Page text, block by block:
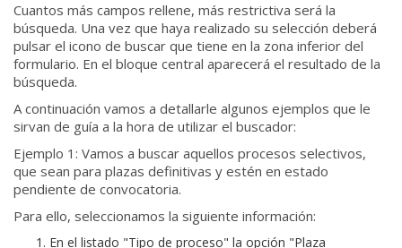
Cuantos más campos rellene, más restrictiva será la
búsqueda. Una vez que haya realizado su selección deberá
pulsar el icono de buscar que tiene en la zona inferior del
formulario. En el bloque central aparecerá el resultado de la
búsqueda.
A continuación vamos a detallarle algunos ejemplos que le
sirvan de guía a la hora de utilizar el buscador:
Ejemplo 1: Vamos a buscar aquellos procesos selectivos,
que sean para plazas definitivas y estén en estado
pendiente de convocatoria.
Para ello, seleccionamos la siguiente información:
En el listado "Tipo de proceso" la opción "Plaza